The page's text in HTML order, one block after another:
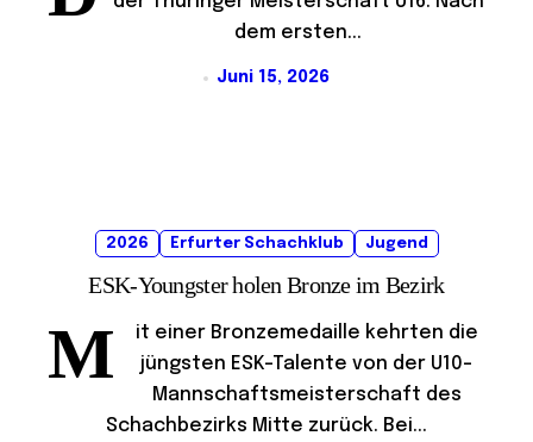
dem ersten...
Juni 15, 2026
2026 Erfurter Schachklub Jugend
ESK-Youngster holen Bronze im Bezirk
M
it einer Bronzemedaille kehrten die
jüngsten ESK-Talente von der U10-
Mannschaftsmeisterschaft des
Schachbezirks Mitte zurück. Bei...